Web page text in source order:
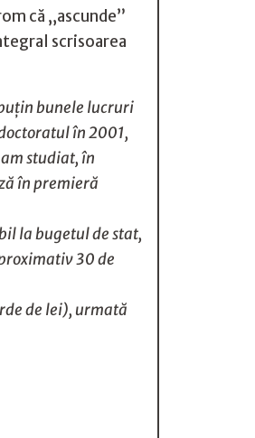
că „ascunde”
scrisoarea
bunele lucruri
în 2001,
studiat, în
în premieră
la bugetul de stat,
30 de
de lei), urmată